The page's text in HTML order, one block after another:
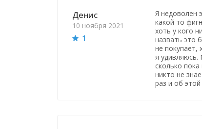
Денис
10 ноября 2021
1
Я недоволен
какой то
хоть у кого
назвать это
не покупает,
я удивляюсь.
сколько
никто не
раз и об